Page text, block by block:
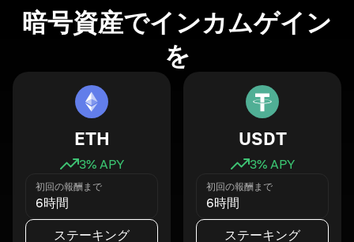
暗号資産でインカムゲイン
を
ETH
3% APY
初回の報酬まで
6時間
ステーキング
USDT
3% APY
初回の報酬まで
6時間
ステーキング